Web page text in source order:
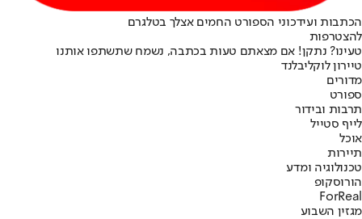
הכתבות ועידכוני הספורט החמים אצלך בטלגרם
להצטרפות
טעינו? נתקן! אם מצאתם טעות בכתבה, נשמח שתשתפו אותנו
טיירון לוקליבלנד
מדורים
ספורט
תרבות ובידור
לייף סטייל
אוכל
תיירות
טכנולוגיה ומדע
הורוסקופ
ForReal
מגזין השבוע